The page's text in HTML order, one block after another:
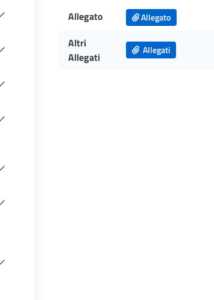
Allegato Allegato
Altri
Allegati
Allegati